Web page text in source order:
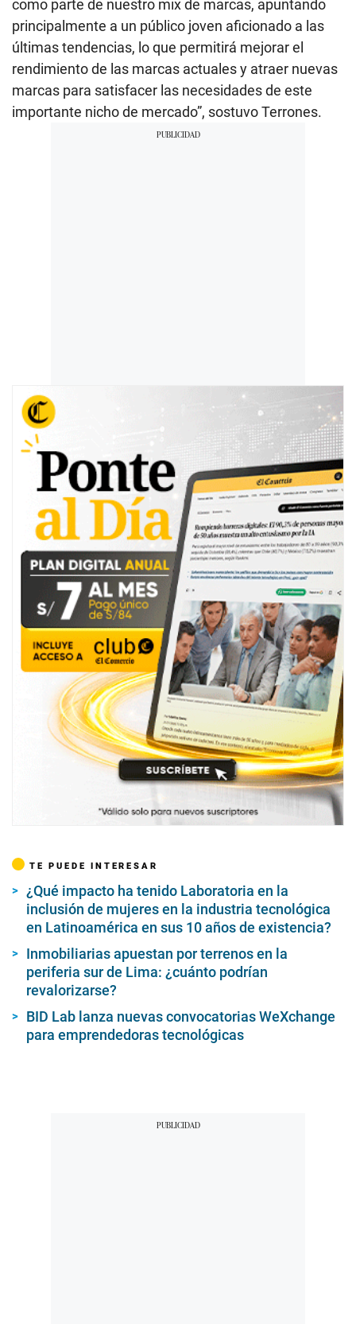
como parte de nuestro mix de marcas, apuntando
principalmente a un público joven aficionado a las
últimas tendencias, lo que permitirá mejorar el
rendimiento de las marcas actuales y atraer nuevas
marcas para satisfacer las necesidades de este
importante nicho de mercado”, sostuvo Terrones.
TE PUEDE INTERESAR
¿Qué impacto ha tenido Laboratoria en la
inclusión de mujeres en la industria tecnológica
en Latinoamérica en sus 10 años de existencia?
Inmobiliarias apuestan por terrenos en la
periferia sur de Lima: ¿cuánto podrían
revalorizarse?
BID Lab lanza nuevas convocatorias WeXchange
para emprendedoras tecnológicas